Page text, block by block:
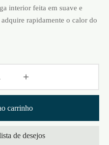
interior feita em suave e
rapidamente o calor do
carrinho
de desejos